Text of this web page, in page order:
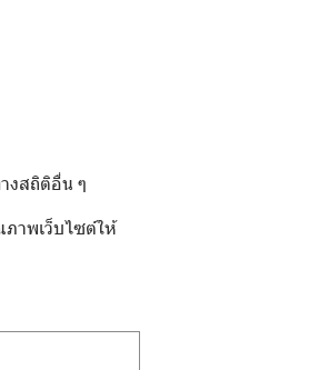
งสถิติอื่น ๆ
ภาพเว็บไซต์ให้